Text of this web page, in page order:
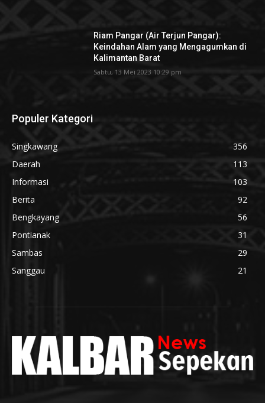
Riam Pangar (Air Terjun Pangar):
Keindahan Alam yang Mengagumkan di
Kalimantan Barat
Sabtu, 13 Mei 2023 10:29 pm
Populer Kategori
Singkawang
356
Daerah
113
Informasi
103
Berita
92
Bengkayang
56
Pontianak
31
Sambas
29
Sanggau
21